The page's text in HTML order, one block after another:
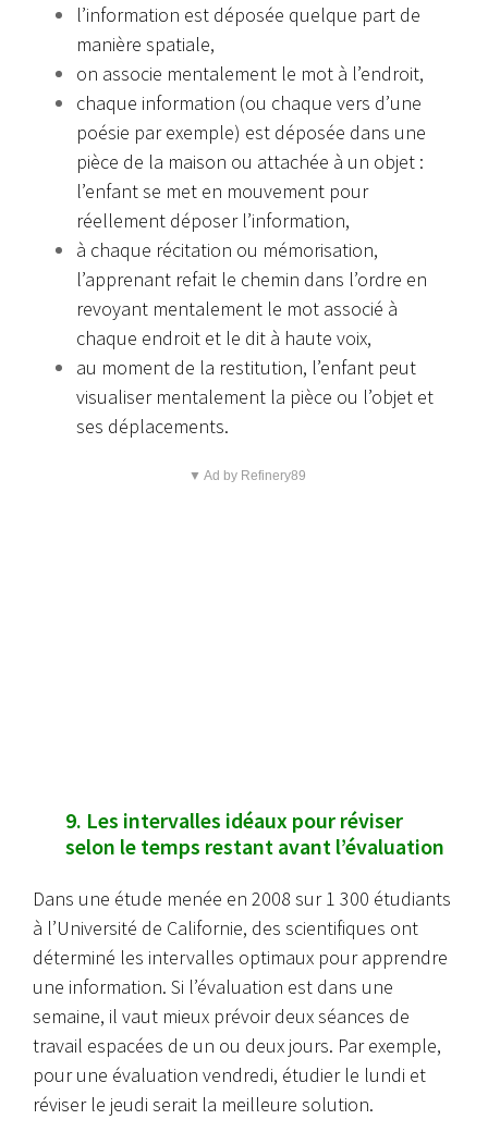
l’information est déposée quelque part de
manière spatiale,
on associe mentalement le mot à l’endroit,
chaque information (ou chaque vers d’une
poésie par exemple) est déposée dans une
pièce de la maison ou attachée à un objet :
l’enfant se met en mouvement pour
réellement déposer l’information,
à chaque récitation ou mémorisation,
l’apprenant refait le chemin dans l’ordre en
revoyant mentalement le mot associé à
chaque endroit et le dit à haute voix,
au moment de la restitution, l’enfant peut
visualiser mentalement la pièce ou l’objet et
ses déplacements.
▼ Ad by Refinery89
9. Les intervalles idéaux pour réviser
selon le temps restant avant l’évaluation
Dans une étude menée en 2008 sur 1 300 étudiants
à l’Université de Californie, des scientifiques ont
déterminé les intervalles optimaux pour apprendre
une information. Si l’évaluation est dans une
semaine, il vaut mieux prévoir deux séances de
travail espacées de un ou deux jours. Par exemple,
pour une évaluation vendredi, étudier le lundi et
réviser le jeudi serait la meilleure solution.